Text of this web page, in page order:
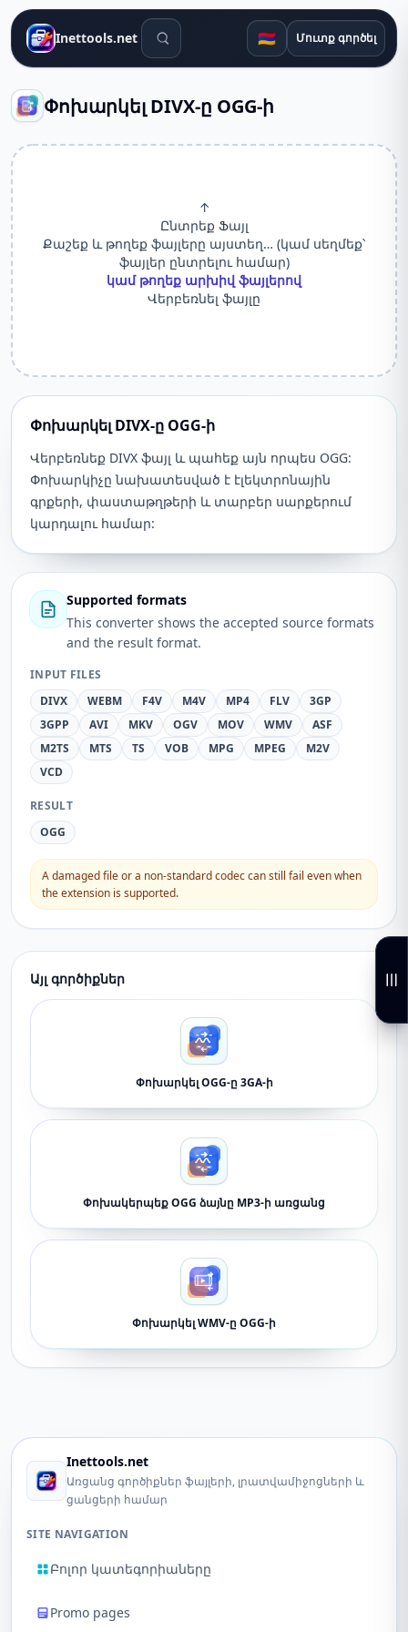
Inettools.net Որոնման գործիքներ
🇦🇲 Մուտք գործել
Փոխարկել DIVX-ը OGG-ի
↑
Ընտրեք Ֆայլ
Քաշեք և թողեք ֆայլերը այստեղ… (կամ սեղմեք՝
ֆայլեր ընտրելու համար)
կամ թողեք արխիվ ֆայլերով
Վերբեռնել ֆայլը
Փոխարկել DIVX-ը OGG-ի
Վերբեռնեք DIVX ֆայլ և պահեք այն որպես OGG:
Փոխարկիչը նախատեսված է էլեկտրոնային
գրքերի, փաստաթղթերի և տարբեր սարքերում
կարդալու համար:
Supported formats
This converter shows the accepted source formats
and the result format.
INPUT FILES
DIVX
WEBM F4V M4V MP4 FLV
3GP
3GPP
AVI MKV OGV MOV WMV
ASF
M2TS
MTS TS VOB MPG MPEG
M2V
VCD
RESULT
OGG
A damaged file or a non-standard codec can still fail even when
the extension is supported.
Այլ գործիքներ
Փոխարկել OGG-ը 3GA-ի
Փոխակերպեք OGG ձայնը MP3-ի առցանց
Փոխարկել WMV-ը OGG-ի
Inettools.net
Առցանց գործիքներ ֆայլերի, լրատվամիջոցների և
ցանցերի համար
SITE NAVIGATION
Բոլոր կատեգորիաները
Promo pages